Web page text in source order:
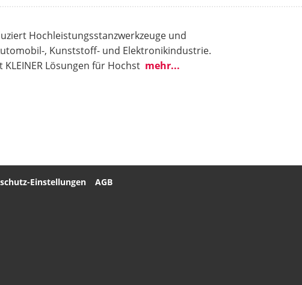
Hochleistungsstanzwerkzeuge und
, Kunststoff- und Elektronikindustrie.
Lösungen für Hochst mehr...
Einstellungen AGB